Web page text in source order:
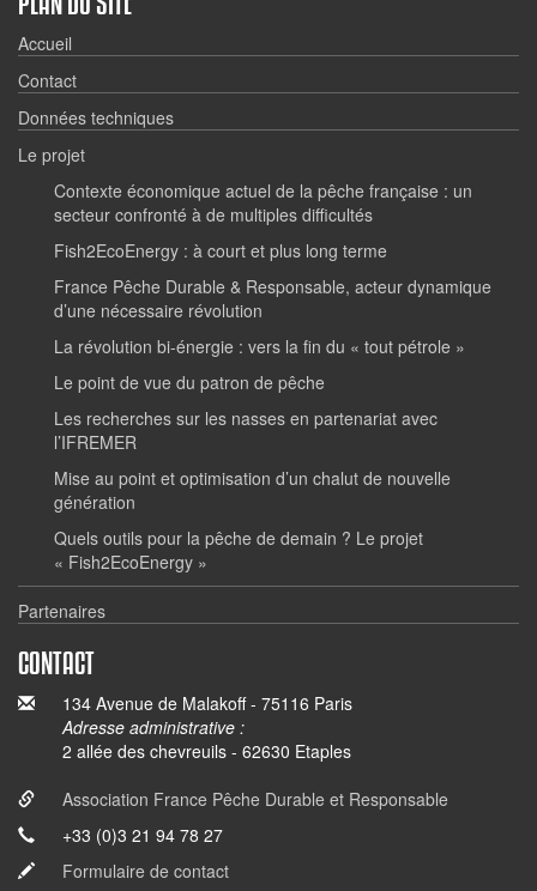
Accueil
Contact
Données techniques
Le projet
Contexte économique actuel de la pêche française : un
secteur confronté à de multiples difficultés
Fish2EcoEnergy : à court et plus long terme
France Pêche Durable & Responsable, acteur dynamique
d’une nécessaire révolution
La révolution bi-énergie : vers la fin du « tout pétrole »
Le point de vue du patron de pêche
Les recherches sur les nasses en partenariat avec
l’IFREMER
Mise au point et optimisation d’un chalut de nouvelle
génération
Quels outils pour la pêche de demain ? Le projet
« Fish2EcoEnergy »
Partenaires
CONTACT
134 Avenue de Malakoff - 75116 Paris
Adresse administrative :
2 allée des chevreuils - 62630 Etaples
Association France Pêche Durable et Responsable
+33 (0)3 21 94 78 27
Formulaire de contact